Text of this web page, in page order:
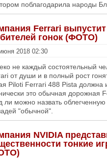
поблагодарила народы
Ferrari
гонок (ФОТО)
2018 02:30
не каждый состоятельный
от души и в полный рост
Piloti Ferrari 488 Pista должна
это обычная дорожная
ли можно назвать
"обычной".
NVIDIA
тонкие